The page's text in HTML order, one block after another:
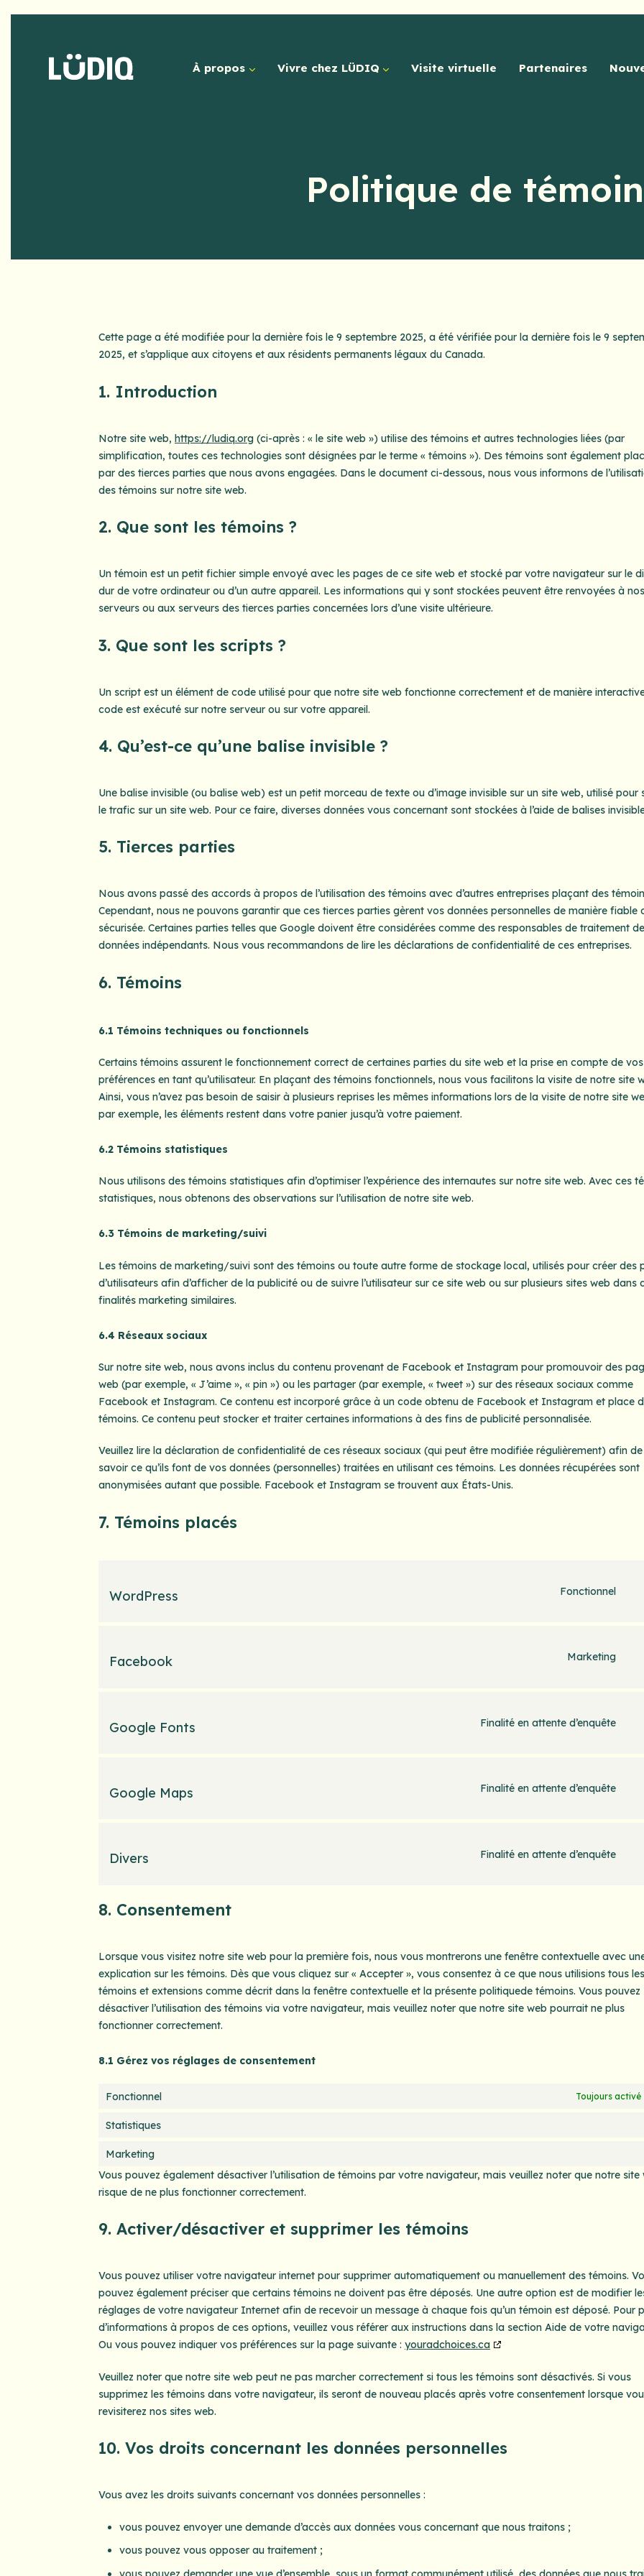
À propos Vivre chez LÜDIQ Visite virtuelle Partenaires
Politique de
Cette page a été modifiée pour la dernière fois le 9 septembre 2025, a été vérifiée pour la dernière fois le 9
2025, et s’applique aux citoyens et aux résidents permanents légaux du Canada.
1. Introduction
Notre site web, https://ludiq.org(ci-après : « le site web ») utilise des témoins et autres technologies liées (par
simplification, toutes ces technologies sont désignées par le terme « témoins »). Des témoins sont également
par des tierces parties que nous avons engagées. Dans le document ci-dessous, nous vous informons de
des témoins sur notre site web.
2. Que sont les témoins ?
Un témoin est un petit fichier simple envoyé avec les pages de ce site web et stocké par votre navigateur sur le
dur de votre ordinateur ou d’un autre appareil. Les informations qui y sont stockées peuvent être renvoyées à nos
serveurs ou aux serveurs des tierces parties concernées lors d’une visite ultérieure.
3. Que sont les scripts ?
Un script est un élément de code utilisé pour que notre site web fonctionne correctement et de manière
code est exécuté sur notre serveur ou sur votre appareil.
4. Qu’est-ce qu’une balise invisible ?
Une balise invisible (ou balise web) est un petit morceau de texte ou d’image invisible sur un site web, utilisé pour
le trafic sur un site web. Pour ce faire, diverses données vous concernant sont stockées à l’aide de balises
5. Tierces parties
Nous avons passé des accords à propos de l’utilisation des témoins avec d’autres entreprises plaçant des
Cependant, nous ne pouvons garantir que ces tierces parties gèrent vos données personnelles de manière fiable
sécurisée. Certaines parties telles que Google doivent être considérées comme des responsables de traitement
données indépendants. Nous vous recommandons de lire les déclarations de confidentialité de ces entreprises.
6. Témoins
6.1 Témoins techniques ou fonctionnels
Certains témoins assurent le fonctionnement correct de certaines parties du site web et la prise en compte de vos
préférences en tant qu’utilisateur. En plaçant des témoins fonctionnels, nous vous facilitons la visite de notre site
Ainsi, vous n’avez pas besoin de saisir à plusieurs reprises les mêmes informations lors de la visite de notre site
par exemple, les éléments restent dans votre panier jusqu’à votre paiement.
6.2 Témoins statistiques
Nous utilisons des témoins statistiques afin d’optimiser l’expérience des internautes sur notre site web. Avec ces
statistiques, nous obtenons des observations sur l’utilisation de notre site web.
6.3 Témoins de marketing/suivi
Les témoins de marketing/suivi sont des témoins ou toute autre forme de stockage local, utilisés pour créer des
d’utilisateurs afin d’afficher de la publicité ou de suivre l’utilisateur sur ce site web ou sur plusieurs sites web dans
finalités marketing similaires.
6.4 Réseaux sociaux
Sur notre site web, nous avons inclus du contenu provenant de Facebook et Instagram pour promouvoir des
web (par exemple, « J’aime », « pin ») ou les partager (par exemple, « tweet ») sur des réseaux sociaux comme
Facebook et Instagram. Ce contenu est incorporé grâce à un code obtenu de Facebook et Instagram et place
témoins. Ce contenu peut stocker et traiter certaines informations à des fins de publicité personnalisée.
Veuillez lire la déclaration de confidentialité de ces réseaux sociaux (qui peut être modifiée régulièrement) afin de
savoir ce qu’ils font de vos données (personnelles) traitées en utilisant ces témoins. Les données récupérées sont
anonymisées autant que possible. Facebook et Instagram se trouvent aux États-Unis.
7. Témoins placés
WordPress Fonctionnel
Facebook Marketing
Google Fonts Finalité en attente d’enquête
Google Maps Finalité en attente d’enquête
Divers Finalité en attente d’enquête
8. Consentement
Lorsque vous visitez notre site web pour la première fois, nous vous montrerons une fenêtre contextuelle avec
explication sur les témoins. Dès que vous cliquez sur « Accepter », vous consentez à ce que nous utilisions tous les
témoins et extensions comme décrit dans la fenêtre contextuelle et la présente politiquede témoins. Vous pouvez
désactiver l’utilisation des témoins via votre navigateur, mais veuillez noter que notre site web pourrait ne plus
fonctionner correctement.
8.1 Gérez vos réglages de consentement
Fonctionnel Toujours activé
Statistiques
Marketing
Vous pouvez également désactiver l’utilisation de témoins par votre navigateur, mais veuillez noter que notre site
risque de ne plus fonctionner correctement.
9. Activer/désactiver et supprimer les témoins
Vous pouvez utiliser votre navigateur internet pour supprimer automatiquement ou manuellement des témoins.
pouvez également préciser que certains témoins ne doivent pas être déposés. Une autre option est de modifier
réglages de votre navigateur Internet afin de recevoir un message à chaque fois qu’un témoin est déposé. Pour
d’informations à propos de ces options, veuillez vous référer aux instructions dans la section Aide de votre
Ou vous pouvez indiquer vos préférences sur la page suivante : youradchoices.ca
Veuillez noter que notre site web peut ne pas marcher correctement si tous les témoins sont désactivés. Si vous
supprimez les témoins dans votre navigateur, ils seront de nouveau placés après votre consentement lorsque
revisiterez nos sites web.
10. Vos droits concernant les données personnelles
Vous avez les droits suivants concernant vos données personnelles :
vous pouvez envoyer une demande d’accès aux données vous concernant que nous traitons ;
vous pouvez vous opposer au traitement ;